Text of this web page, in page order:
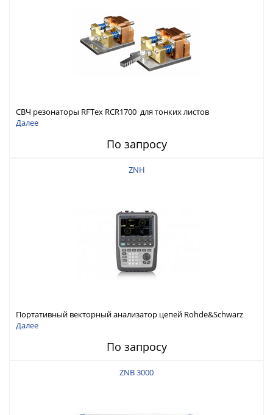
СВЧ резонаторы RFTex RCR1700 для тонких листов
Далее
По запросу
ZNH
Портативный векторный анализатор цепей Rohde&Schwarz
ZNH с диапазоном частот от 30 кГц до 26,5 ГГц
Далее
По запросу
ZNB 3000